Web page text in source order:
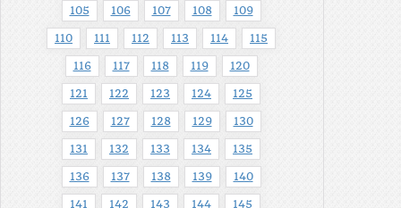
105 106 107 108 109
110 111 112 113 114 115
116 117 118 119 120
121 122 123 124 125
126 127 128 129 130
131 132 133 134 135
136 137 138 139 140
141 142 143 144 145